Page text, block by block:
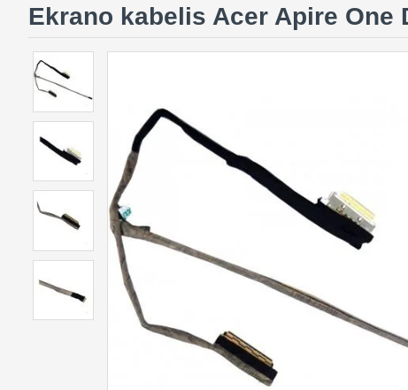
Ekrano kabelis Acer Apire One